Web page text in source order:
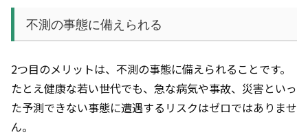
不測の事態に備えられる
2つ目のメリットは、不測の事態に備えられることです。
たとえ健康な若い世代でも、急な病気や事故、災害といっ
た予測できない事態に遭遇するリスクはゼロではありませ
ん。